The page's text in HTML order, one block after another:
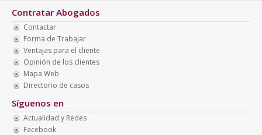
Contratar Abogados
Contactar
Forma de Trabajar
Ventajas para el cliente
Opinión de los clientes
Mapa Web
Directorio de casos
Síguenos en
Actualidad y Redes
Facebook